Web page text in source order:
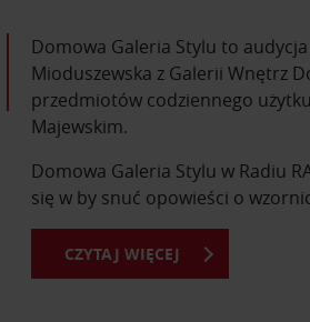
Domowa Galeria Stylu to
Mioduszewska z Galerii Wnętrz
przedmiotów codziennego
Majewskim.
Domowa Galeria Stylu w Radiu
się w by snuć opowieści o
Z Domowej Galerii Stylu
dzień. Poznasz sylwetki
CZYTAJ WIĘCEJ